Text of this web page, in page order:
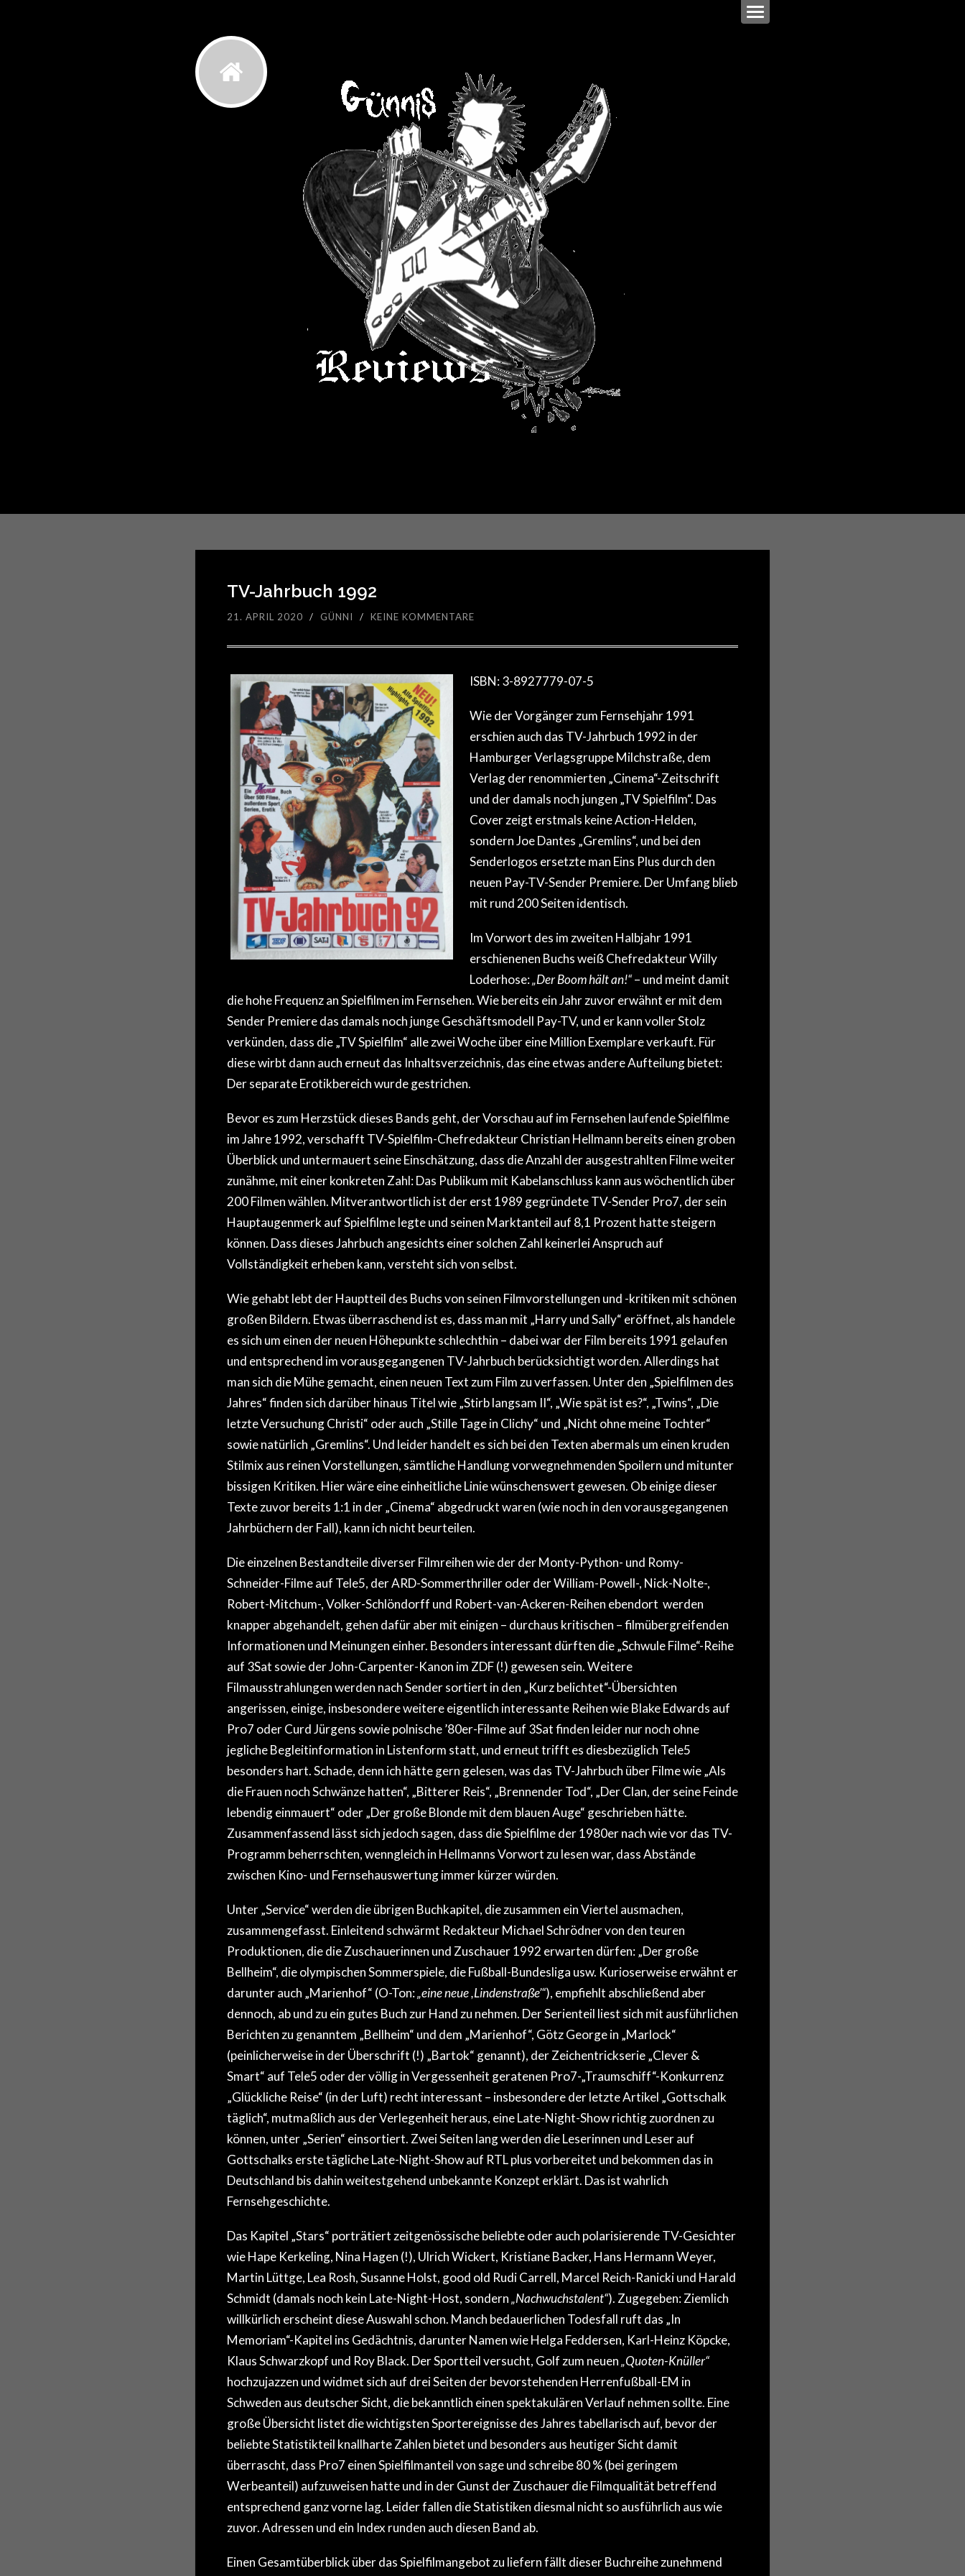
TV-Jahrbuch 1992
21. APRIL 2020 / GÜNNI / KEINE KOMMENTARE
ISBN: 3-8927779-07-5
Wie der Vorgänger zum Fernsehjahr 1991
erschien auch das TV-Jahrbuch 1992 in der
Hamburger Verlagsgruppe Milchstraße, dem
Verlag der renommierten „Cinema“-Zeitschrift
und der damals noch jungen „TV Spielfilm“. Das
Cover zeigt erstmals keine Action-Helden,
sondern Joe Dantes „Gremlins“, und bei den
Senderlogos ersetzte man Eins Plus durch den
neuen Pay-TV-Sender Premiere. Der Umfang blieb
mit rund 200 Seiten identisch.
Im Vorwort des im zweiten Halbjahr 1991
erschienenen Buchs weiß Chefredakteur Willy
Loderhose: „Der Boom hält an!“– und meint damit
die hohe Frequenz an Spielfilmen im Fernsehen. Wie bereits ein Jahr zuvor erwähnt er mit dem
Sender Premiere das damals noch junge Geschäftsmodell Pay-TV, und er kann voller Stolz
verkünden, dass die „TV Spielfilm“ alle zwei Woche über eine Million Exemplare verkauft. Für
diese wirbt dann auch erneut das Inhaltsverzeichnis, das eine etwas andere Aufteilung bietet:
Der separate Erotikbereich wurde gestrichen.
Bevor es zum Herzstück dieses Bands geht, der Vorschau auf im Fernsehen laufende Spielfilme
im Jahre 1992, verschafft TV-Spielfilm-Chefredakteur Christian Hellmann bereits einen groben
Überblick und untermauert seine Einschätzung, dass die Anzahl der ausgestrahlten Filme weiter
zunähme, mit einer konkreten Zahl: Das Publikum mit Kabelanschluss kann aus wöchentlich über
200 Filmen wählen. Mitverantwortlich ist der erst 1989 gegründete TV-Sender Pro7, der sein
Hauptaugenmerk auf Spielfilme legte und seinen Marktanteil auf 8,1 Prozent hatte steigern
können. Dass dieses Jahrbuch angesichts einer solchen Zahl keinerlei Anspruch auf
Vollständigkeit erheben kann, versteht sich von selbst.
Wie gehabt lebt der Hauptteil des Buchs von seinen Filmvorstellungen und -kritiken mit schönen
großen Bildern. Etwas überraschend ist es, dass man mit „Harry und Sally“ eröffnet, als handele
es sich um einen der neuen Höhepunkte schlechthin – dabei war der Film bereits 1991 gelaufen
und entsprechend im vorausgegangenen TV-Jahrbuch berücksichtigt worden. Allerdings hat
man sich die Mühe gemacht, einen neuen Text zum Film zu verfassen. Unter den „Spielfilmen des
Jahres“ finden sich darüber hinaus Titel wie „Stirb langsam II“, „Wie spät ist es?“, „Twins“, „Die
letzte Versuchung Christi“ oder auch „Stille Tage in Clichy“ und „Nicht ohne meine Tochter“
sowie natürlich „Gremlins“. Und leider handelt es sich bei den Texten abermals um einen kruden
Stilmix aus reinen Vorstellungen, sämtliche Handlung vorwegnehmenden Spoilern und mitunter
bissigen Kritiken. Hier wäre eine einheitliche Linie wünschenswert gewesen. Ob einige dieser
Texte zuvor bereits 1:1 in der „Cinema“ abgedruckt waren (wie noch in den vorausgegangenen
Jahrbüchern der Fall), kann ich nicht beurteilen.
Die einzelnen Bestandteile diverser Filmreihen wie der der Monty-Python- und Romy-
Schneider-Filme auf Tele5, der ARD-Sommerthriller oder der William-Powell-, Nick-Nolte-,
Robert-Mitchum-, Volker-Schlöndorff und Robert-van-Ackeren-Reihen ebendort werden
knapper abgehandelt, gehen dafür aber mit einigen – durchaus kritischen – filmübergreifenden
Informationen und Meinungen einher. Besonders interessant dürften die „Schwule Filme“-Reihe
auf 3Sat sowie der John-Carpenter-Kanon im ZDF (!) gewesen sein. Weitere
Filmausstrahlungen werden nach Sender sortiert in den „Kurz belichtet“-Übersichten
angerissen, einige, insbesondere weitere eigentlich interessante Reihen wie Blake Edwards auf
Pro7 oder Curd Jürgens sowie polnische ’80er-Filme auf 3Sat finden leider nur noch ohne
jegliche Begleitinformation in Listenform statt, und erneut trifft es diesbezüglich Tele5
besonders hart. Schade, denn ich hätte gern gelesen, was das TV-Jahrbuch über Filme wie „Als
die Frauen noch Schwänze hatten“, „Bitterer Reis“, „Brennender Tod“, „Der Clan, der seine Feinde
lebendig einmauert“ oder „Der große Blonde mit dem blauen Auge“ geschrieben hätte.
Zusammenfassend lässt sich jedoch sagen, dass die Spielfilme der 1980er nach wie vor das TV-
Programm beherrschten, wenngleich in Hellmanns Vorwort zu lesen war, dass Abstände
zwischen Kino- und Fernsehauswertung immer kürzer würden.
Unter „Service“ werden die übrigen Buchkapitel, die zusammen ein Viertel ausmachen,
zusammengefasst. Einleitend schwärmt Redakteur Michael Schrödner von den teuren
Produktionen, die die Zuschauerinnen und Zuschauer 1992 erwarten dürfen: „Der große
Bellheim“, die olympischen Sommerspiele, die Fußball-Bundesliga usw. Kurioserweise erwähnt er
darunter auch „Marienhof“ (O-Ton: „eine neue ,Lindenstraße’“), empfiehlt abschließend aber
dennoch, ab und zu ein gutes Buch zur Hand zu nehmen. Der Serienteil liest sich mit ausführlichen
Berichten zu genanntem „Bellheim“ und dem „Marienhof“, Götz George in „Marlock“
(peinlicherweise in der Überschrift (!) „Bartok“ genannt), der Zeichentrickserie „Clever &
Smart“ auf Tele5 oder der völlig in Vergessenheit geratenen Pro7-„Traumschiff“-Konkurrenz
„Glückliche Reise“ (in der Luft) recht interessant – insbesondere der letzte Artikel „Gottschalk
täglich“, mutmaßlich aus der Verlegenheit heraus, eine Late-Night-Show richtig zuordnen zu
können, unter „Serien“ einsortiert. Zwei Seiten lang werden die Leserinnen und Leser auf
Gottschalks erste tägliche Late-Night-Show auf RTL plus vorbereitet und bekommen das in
Deutschland bis dahin weitestgehend unbekannte Konzept erklärt. Das ist wahrlich
Fernsehgeschichte.
Das Kapitel „Stars“ porträtiert zeitgenössische beliebte oder auch polarisierende TV-Gesichter
wie Hape Kerkeling, Nina Hagen (!), Ulrich Wickert, Kristiane Backer, Hans Hermann Weyer,
Martin Lüttge, Lea Rosh, Susanne Holst, good old Rudi Carrell, Marcel Reich-Ranicki und Harald
Schmidt (damals noch kein Late-Night-Host, sondern „Nachwuchstalent“). Zugegeben: Ziemlich
willkürlich erscheint diese Auswahl schon. Manch bedauerlichen Todesfall ruft das „In
Memoriam“-Kapitel ins Gedächtnis, darunter Namen wie Helga Feddersen, Karl-Heinz Köpcke,
Klaus Schwarzkopf und Roy Black. Der Sportteil versucht, Golf zum neuen „Quoten-Knüller“
hochzujazzen und widmet sich auf drei Seiten der bevorstehenden Herrenfußball-EM in
Schweden aus deutscher Sicht, die bekanntlich einen spektakulären Verlauf nehmen sollte. Eine
große Übersicht listet die wichtigsten Sportereignisse des Jahres tabellarisch auf, bevor der
beliebte Statistikteil knallharte Zahlen bietet und besonders aus heutiger Sicht damit
überrascht, dass Pro7 einen Spielfilmanteil von sage und schreibe 80 % (bei geringem
Werbeanteil) aufzuweisen hatte und in der Gunst der Zuschauer die Filmqualität betreffend
entsprechend ganz vorne lag. Leider fallen die Statistiken diesmal nicht so ausführlich aus wie
zuvor. Adressen und ein Index runden auch diesen Band ab.
Einen Gesamtüberblick über das Spielfilmangebot zu liefern fällt dieser Buchreihe zunehmend